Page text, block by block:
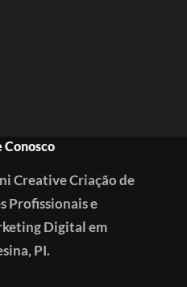
Conosco
Creative Criação de
Profissionais e
Digital em
PI.